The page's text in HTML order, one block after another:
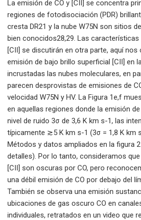
La emisión de CO y [CII] se concentra
regiones de fotodisociación (PDR)
cresta DR21 y la nube W75N son sitios
bien conocidos28,29. Las
[CII] se discutirán en otra parte, aquí
emisión de bajo brillo superficial [CII] en
incrustadas las nubes moleculares, en
parecen desprovistas de emisiones de
velocidad W75N y HV. La Figura 1e,f
en aquellas regiones donde la emisión
nivel de ruido 3σ de 3,6 K km s-1, las
típicamente ≳5 K km s-1 (3σ = 1,8 K km
Métodos y datos ampliados en la figura
detalles). Por lo tanto, consideramos
[CII] son ​​oscuras por CO, pero
una débil emisión de CO por debajo del
También se observa una emisión
ubicaciones de gas oscuro CO en
individuales, retratados en un video que